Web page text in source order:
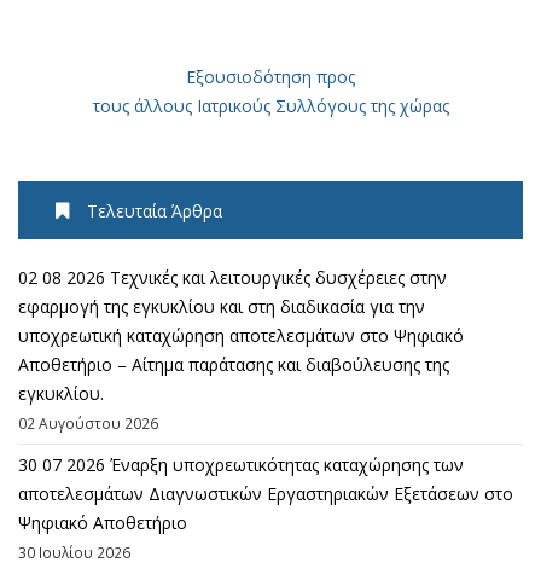
Εξουσιοδότηση προς
τους άλλους Ιατρικούς Συλλόγους της χώρας
Τελευταία Άρθρα
02 08 2026 Τεχνικές και λειτουργικές δυσχέρειες στην
εφαρμογή της εγκυκλίου και στη διαδικασία για την
υποχρεωτική καταχώρηση αποτελεσμάτων στο Ψηφιακό
Αποθετήριο – Αίτημα παράτασης και διαβούλευσης της
εγκυκλίου.
02 Αυγούστου 2026
30 07 2026 Έναρξη υποχρεωτικότητας καταχώρησης των
αποτελεσμάτων Διαγνωστικών Εργαστηριακών Εξετάσεων στο
Ψηφιακό Αποθετήριο
30 Ιουλίου 2026